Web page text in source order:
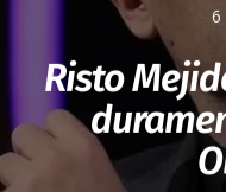
6
Risto